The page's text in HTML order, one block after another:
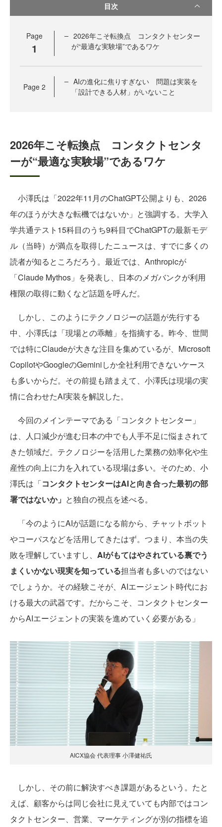
目次
Page
1
2026年こそ転換点 コンタクトセンター
が“最適な実験場”であるワケ
Page 2
AIの進化に焦りすぎない 問題は実装を
「設計できる人材」がいないこと
2026年こそ転換点 コンタクトセンタ
ーが“最適な実験場”であるワケ
小澤氏は「2022年11月のChatGPT公開よりも、2026
年のほうが大きな転機ではないか」と強調する。大学入
学共通テスト15科目のうち9科目でChatGPTの最新モデ
ル（当時）が満点を取得したニュースは、すでに多くの
読者が知るところだろう。最近では、Anthropicが
「Claude Mythos」を発表し、日本のメガバンクが利用
権限の取得に動くなど話題を呼んだ。
しかし、このようにテクノロジーの話題が先行する
中、小澤氏は「現場との乖離」を指摘する。昨今、世間
では特にClaudeが大きな注目を集めているが、Microsoft
CopilotやGoogleのGeminiしか全社利用できないケース
も多いからだ。その前提も踏まえて、小澤氏は現場の実
情に合わせたAI実装を解説した。
今回のメインテーマである「コンタクトセンター」
は、人口減少が進む日本の中でも人手不足に悩まされて
きた領域だ。テクノロジーを活用した業務の効率化や生
産性の向上に力を入れている現場は多い。そのため、小
澤氏は「コンタクトセンターはAIと向き合った最初の部
署ではないか」 と独自の視点を述べる。
「今のようにAIが話題になる前から、チャットボット
やコーパスなどを活用してきたはず。つまり、本当の失
敗を理解していますし、 AIがもてはやされている裏でう
まくいかない現実を知っている担当者も多いのではない
でしょうか。その経験こそが、AIエージェント時代にお
ける最大の武器です。だからこそ、コンタクトセンター
からAIエージェントの実装を進めていく必要がある」
AICX協会 代表理事 小澤健祐氏
しかし、その前に解決すべき課題があるという。たと
えば、顧客からは同じ会社に見えていても内部ではコン
タクトセンター、営業、マーケティングが別の指標を追